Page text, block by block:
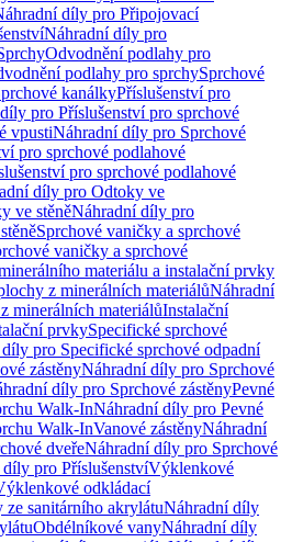
díly pro Připojovací
Náhradní díly pro
Odvodnění podlahy pro
podlahy pro sprchySprchové
kanálkyPříslušenství pro
pro Příslušenství pro sprchové
vpustiNáhradní díly pro Sprchové
pro sprchové podlahové
pro sprchové podlahové
díly pro Odtoky ve
ve stěněNáhradní díly pro
Sprchové vaničky a sprchové
vaničky a sprchové
materiálu a instalační prvky
z minerálních materiálůNáhradní
minerálních materiálůInstalační
prvkySpecifické sprchové
pro Specifické sprchové odpadní
zástěnyNáhradní díly pro Sprchové
díly pro Sprchové zástěnyPevné
Walk-InNáhradní díly pro Pevné
Walk-InVanové zástěnyNáhradní
dveřeNáhradní díly pro Sprchové
pro PříslušenstvíVýklenkové
odkládací
ze sanitárního akrylátuNáhradní díly
Obdélníkové vanyNáhradní díly